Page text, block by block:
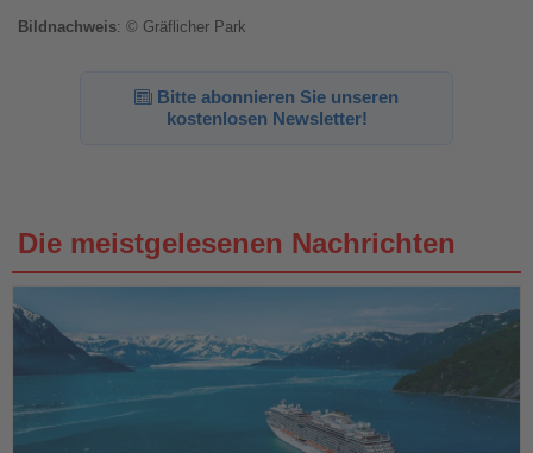
Bildnachweis: © Gräflicher Park
Bitte abonnieren Sie unseren
kostenlosen Newsletter!
Die meistgelesenen Nachrichten